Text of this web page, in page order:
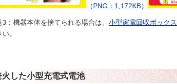
（PNG：1,172KB）
3：機器本体を捨てられる場合は、 小型家電回収ボックス
。
火した小型充電式電池